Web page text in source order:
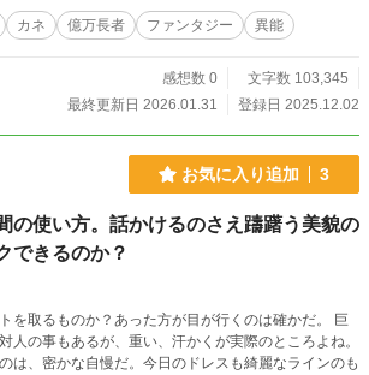
カネ 億万長者 ファンタジー 異能
感想数 0
文字数 103,345
最終更新日 2026.01.31
登録日 2025.12.02
お気に入り追加 3
の使い方。話かけるのさえ躊躇う美貌の
できるのか？
を取るものか？あった方が目が行くのは確かだ。 巨
人の事もあるが、重い、汗かくが実際のところよね。
は、密かな自慢だ。今日のドレスも綺麗なラインのも